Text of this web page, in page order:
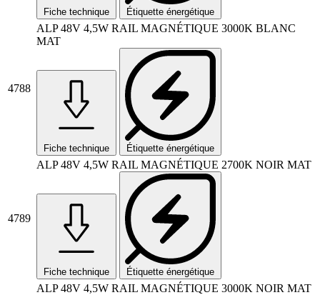
Fiche technique Étiquette énergétique
4788
ALP 48V 4,5W RAIL MAGNÉTIQUE 3000K BLANC
MAT
Fiche technique Étiquette énergétique
4789
ALP 48V 4,5W RAIL MAGNÉTIQUE 2700K NOIR MAT
Fiche technique Étiquette énergétique
ALP 48V 4,5W RAIL MAGNÉTIQUE 3000K NOIR MAT